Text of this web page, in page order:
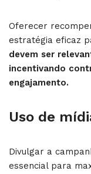
Oferecer
estratégia eficaz
devem ser
incentivando
engajamento.
Uso de
Divulgar a
essencial para